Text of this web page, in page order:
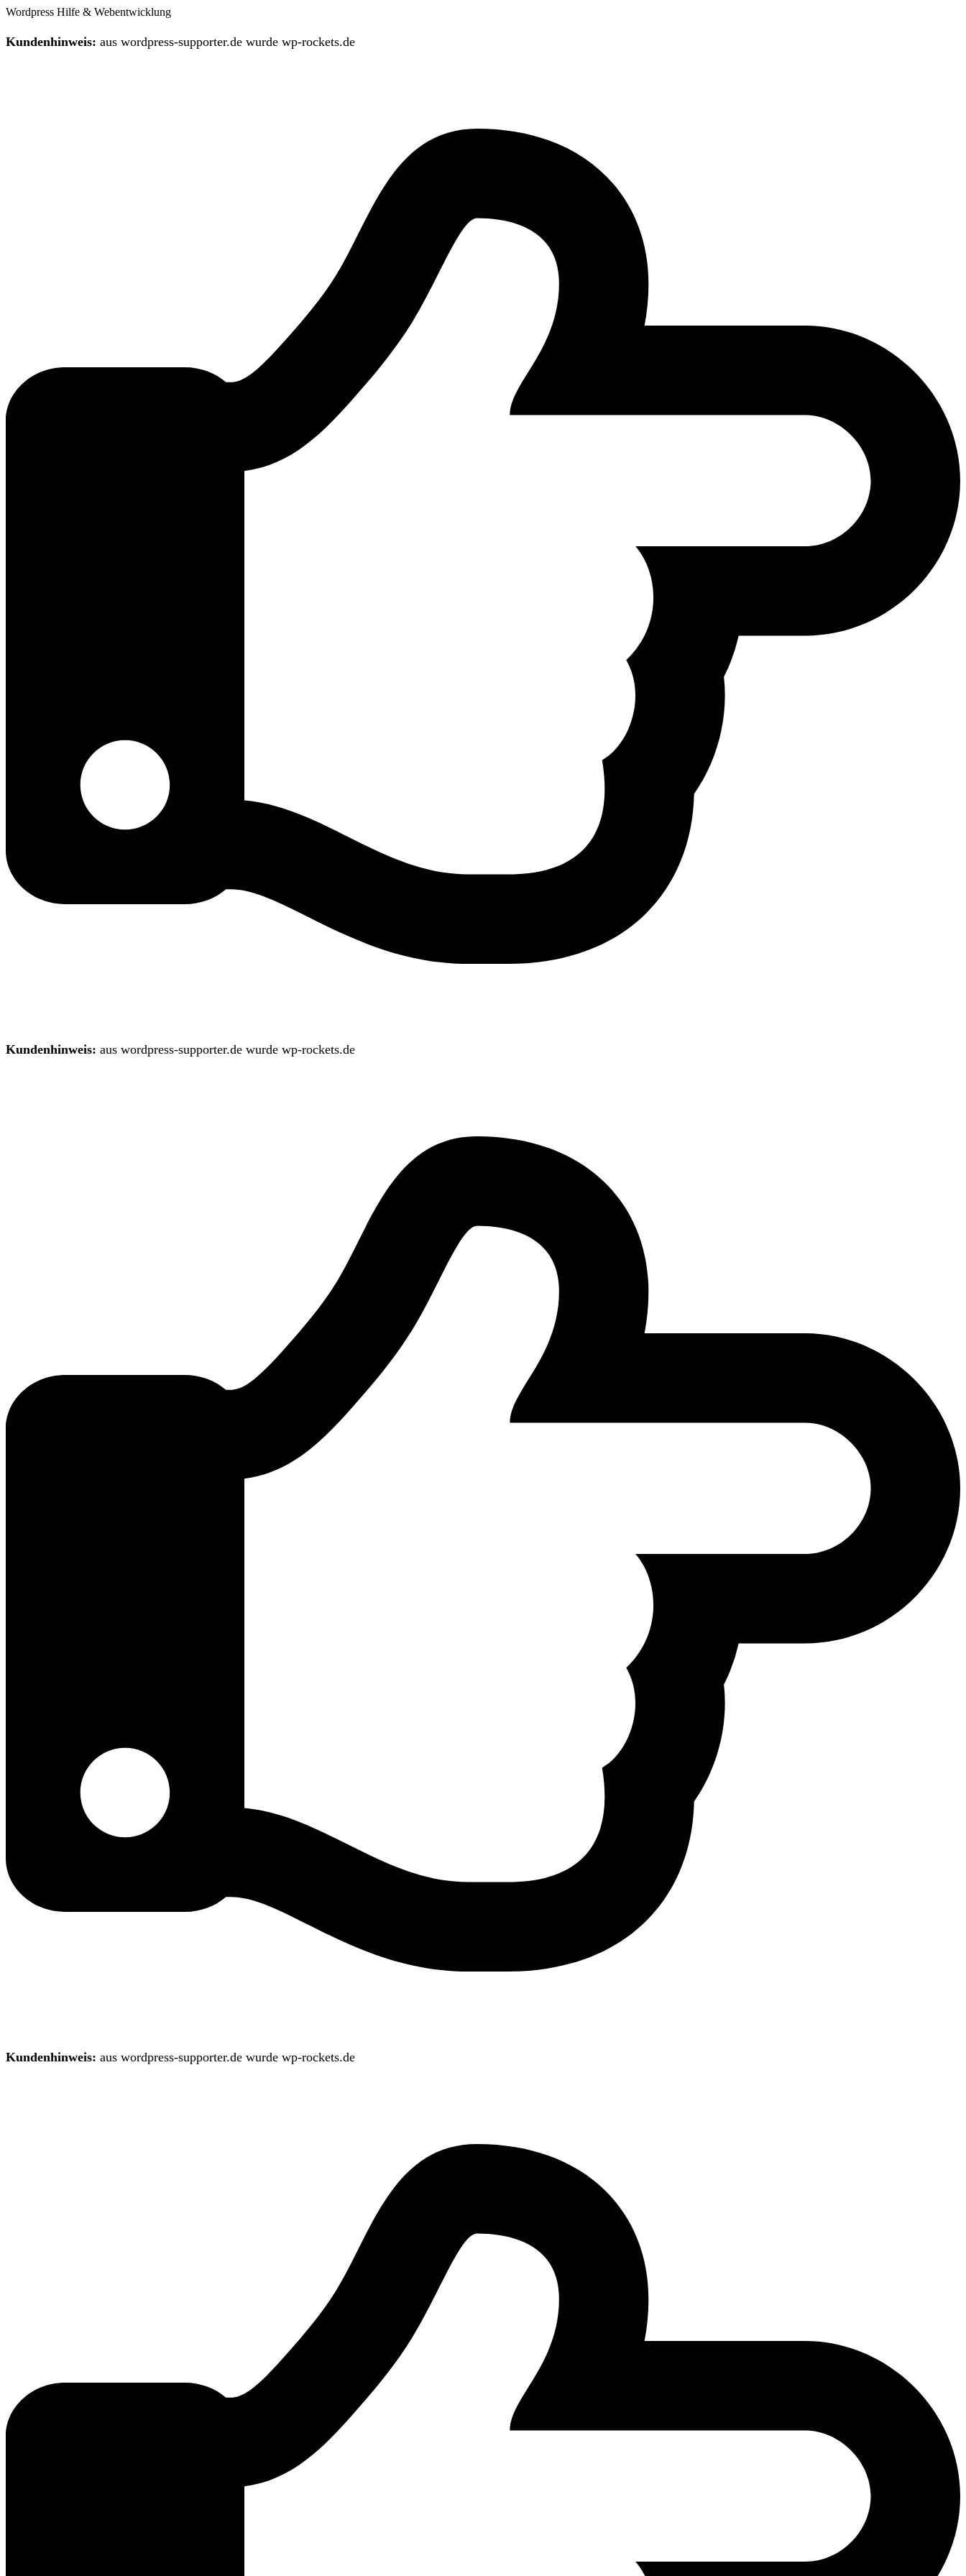
Wordpress Hilfe & Webentwicklung
Kundenhinweis: aus wordpress-supporter.de wurde wp-rockets.de
Kundenhinweis: aus wordpress-supporter.de wurde wp-rockets.de
Kundenhinweis: aus wordpress-supporter.de wurde wp-rockets.de